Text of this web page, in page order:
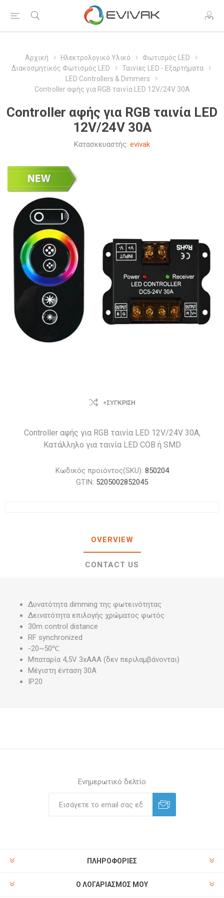
Αρχική Ηλεκτρολογικό Υλικό
Φωτισμός LED
Διακοσμητικός Φωτισμός LED
Ταινίες LED - Εξαρτήματα
LED Controllers & Dimmers
Controller αφής για RGB ταινία LED 12V/24V 30Α
Controller αφής για RGB ταινία LED
12V/24V 30Α
Κατασκευαστής: evivak
+ΣΎΓΚΡΙΣΗ
Controller αφής για RGB ταινία LED 12V/24V 30Α,
Κατάλληλο για ταινία LED COB ή SMD
Κωδικός προϊόντος(SKU): 850204
GTIN: 5205002852045
OVERVIEW
CONTACT US
Δυνατότητα dimming της φωτεινότητας
Δεινατότητα επιλογής χρώματος φωτός
30m control distance
RF synchronized
-20~50℃
Μπαταρία 4,5V 3xAAA (δεν περιλαμβάνονται)
Μέγιστη ένταση 30Α
IP20
Ενημερωτικό δελτίο
ΠΛΗΡΟΦΟΡΊΕΣ
Ο ΛΟΓΑΡΙΑΣΜΌΣ ΜΟΥ